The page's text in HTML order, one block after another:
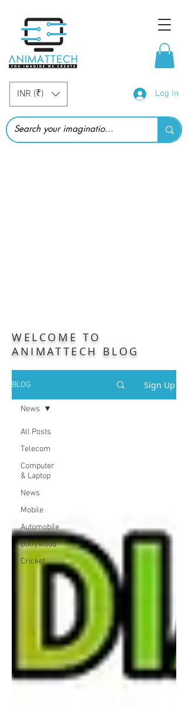
INR (₹) Log In
WELCOME TO
ANIMATTECH BLOG
BLOG Sign Up
All Posts
Telecom
Computer
& Laptop
News
Mobile
Automobile
Bollywood
Cricket
News